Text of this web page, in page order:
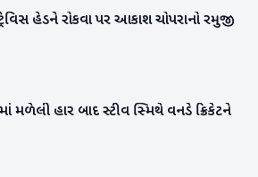
હેડને રોકવા પર આકાશ ચોપરાનો રમુજી
મળેલી હાર બાદ સ્ટીવ સ્મિથે વનડે ક્રિકેટને